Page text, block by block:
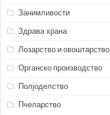
Занимливости
Здрава храна
Лозарство и овоштарство
Органско производство
Полјоделство
Пчеларство